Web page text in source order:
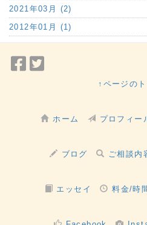
2021年03月 (2)
2012年01月 (1)
Facebook
ェ
↑ページの
ホーム プロフィー
ブログ ご相談内
エッセイ 料金/時